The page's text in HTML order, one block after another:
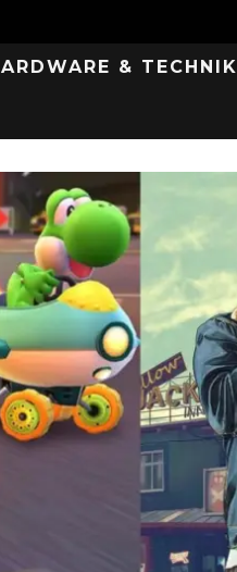
& TECHNIK